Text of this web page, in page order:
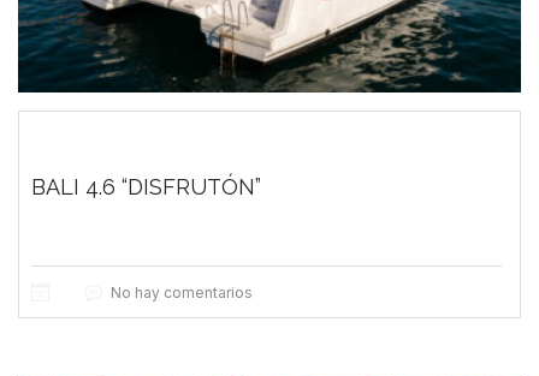
BALI 4.6 “DISFRUTÓN”
No hay comentarios